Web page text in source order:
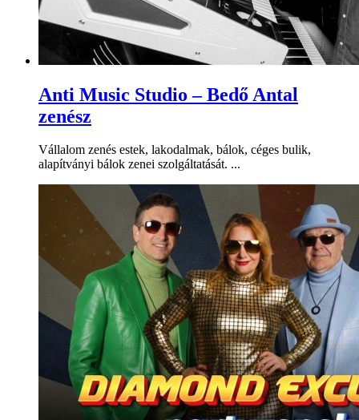
Anti Music Studio – Bedő Antal
zenész
Vállalom zenés estek, lakodalmak, bálok, céges bulik,
alapítványi bálok zenei szolgáltatását. ...